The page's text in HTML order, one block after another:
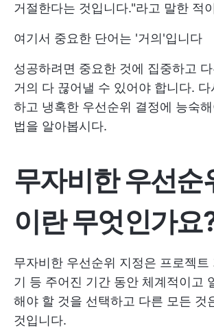
거절한다는 것입니다."라고 말한 적
여기서 중요한 단어는 '거의'입니다
성공하려면 중요한 것에 집중하고
거의 다 끊어낼 수 있어야 합니다. 다
하고 냉혹한 우선순위 결정에 능숙
법을 알아봅시다.
무자비한 우선순
이란 무엇인가요
무자비한 우선순위 지정은 프로젝트
기 등 주어진 기간 동안 체계적이고
해야 할 것을 선택하고 다른 모든 것
것입니다.